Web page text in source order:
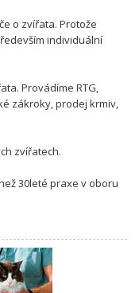
o zvířata. Protože
individuální
Provádíme RTG,
zákroky, prodej krmiv,
zvířatech.
30leté praxe v oboru